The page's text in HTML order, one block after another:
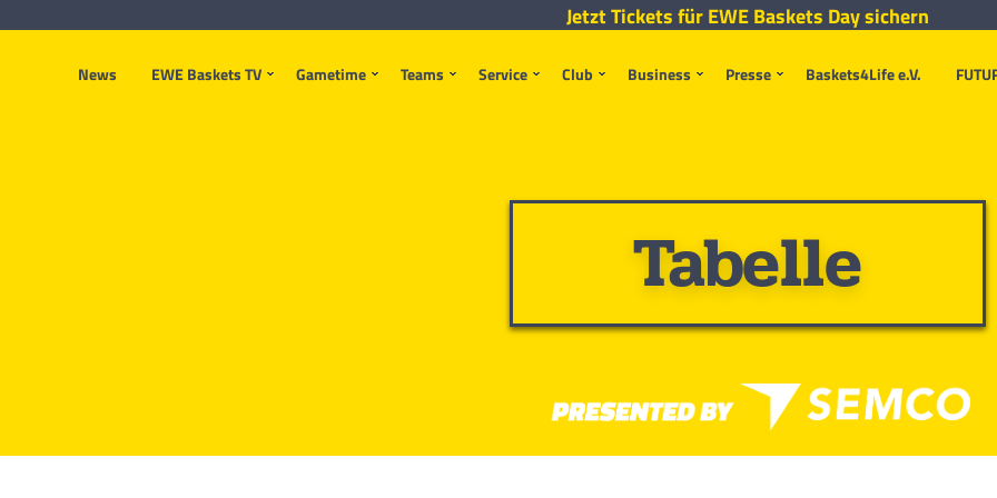
News EWE Baskets TV Gametime Teams Service Club Business Presse Baskets4Life e.V.
Jetzt Tickets für EWE Baskets Day sichern
Tabelle